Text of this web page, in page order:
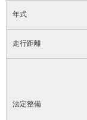
年式
走行距離
法定整備